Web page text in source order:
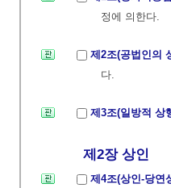
정에 의한다.
제2조(공법인의
다.
제3조(일방적 상
제2장 상인
제4조(상인-당연